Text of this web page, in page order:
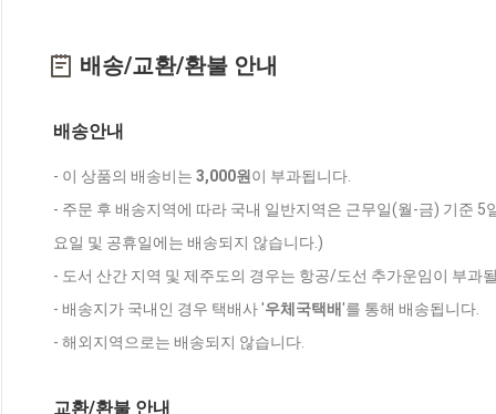
배송/교환/환불 안내
배송안내
- 이 상품의 배송비는 3,000원 이 부과됩니다.
- 주문 후 배송지역에 따라 국내 일반지역은 근무일(월-금) 기준
요일 및 공휴일에는 배송되지 않습니다.)
- 도서 산간 지역 및 제주도의 경우는 항공/도선 추가운임이 부과
- 배송지가 국내인 경우 택배사 '우체국택배'를 통해 배송됩니다.
- 해외지역으로는 배송되지 않습니다.
교환/환불 안내